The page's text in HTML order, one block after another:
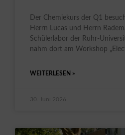
Der Chemiekurs der Q1
Herrn Lucas und Herrn
Schülerlabor der Ruhr-
nahm dort am Workshop
WEITERLESEN »
30. Juni 2026